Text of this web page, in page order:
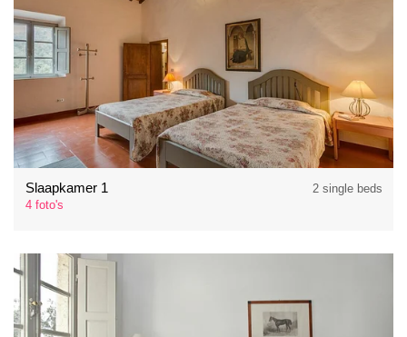
Slaapkamer 1
4 foto's
2 single beds